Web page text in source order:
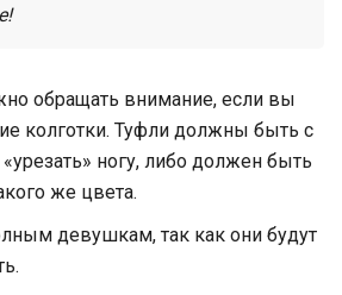
обращать внимание, если вы
колготки. Туфли должны быть с
ногу, либо должен быть
же цвета.
девушкам, так как они будут